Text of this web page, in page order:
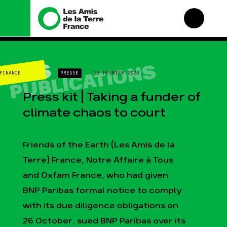
NOS
PUBLICATIONS
Nous connaître
Histoire
Manifeste
Missions et méthodes
Valeurs
fonctionnement
Le réseau dans le
monde
Nos alliés
Je soutiens les Amis de
Nos campagnes
Total, rendez-vous au
tribunal
Gaz « naturel », le
Mode : une tendance
Gaz au Mozambique, la
violence TOTAL(e)
Nos autres campagnes
FINANCE PRESSE 23 FÉVRIER 2023
Press kit | Taking a funder of
climate chaos to court
Friends of the Earth (Les Amis de la
Terre) France, Notre Affaire à Tous
and Oxfam France, who had given
BNP Paribas formal notice to comply
with its due diligence obligations on
26 October, sued BNP Paribas over its